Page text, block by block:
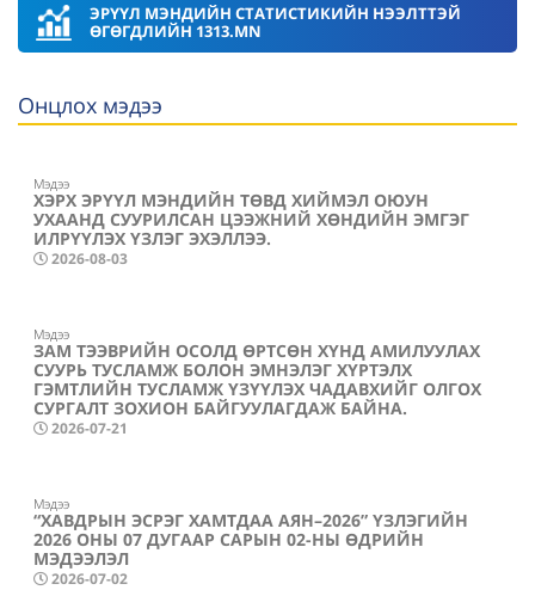
ЭРҮҮЛ МЭНДИЙН СТАТИСТИКИЙН НЭЭЛТТЭЙ
ӨГӨГДЛИЙН 1313.MN
Онцлох мэдээ
Мэдээ
ХЭРХ ЭРҮҮЛ МЭНДИЙН ТӨВД ХИЙМЭЛ ОЮУН
УХААНД СУУРИЛСАН ЦЭЭЖНИЙ ХӨНДИЙН ЭМГЭГ
ИЛРҮҮЛЭХ ҮЗЛЭГ ЭХЭЛЛЭЭ.
2026-08-03
Мэдээ
ЗАМ ТЭЭВРИЙН ОСОЛД ӨРТСӨН ХҮНД АМИЛУУЛАХ
СУУРЬ ТУСЛАМЖ БОЛОН ЭМНЭЛЭГ ХҮРТЭЛХ
ГЭМТЛИЙН ТУСЛАМЖ ҮЗҮҮЛЭХ ЧАДАВХИЙГ ОЛГОХ
СУРГАЛТ ЗОХИОН БАЙГУУЛАГДАЖ БАЙНА.
2026-07-21
Мэдээ
“ХАВДРЫН ЭСРЭГ ХАМТДАА АЯН–2026” ҮЗЛЭГИЙН
2026 ОНЫ 07 ДУГААР САРЫН 02-НЫ ӨДРИЙН
МЭДЭЭЛЭЛ
2026-07-02